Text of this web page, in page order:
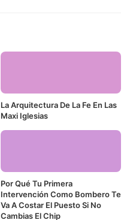
La Arquitectura De La Fe En Las
Maxi Iglesias
Por Qué Tu Primera
Intervención Como Bombero Te
Va A Costar El Puesto Si No
Cambias El Chip